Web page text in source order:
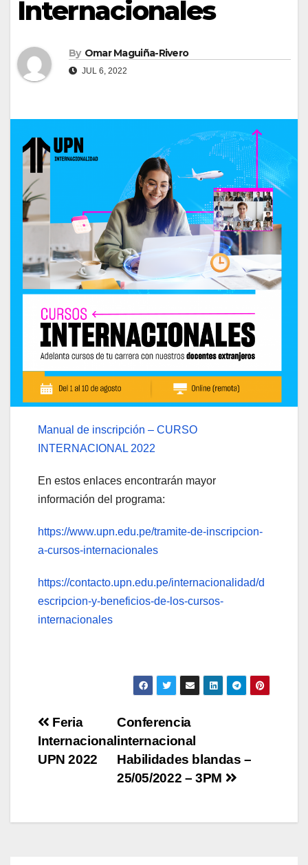
Internacionales
By Omar Maguiña-Rivero
JUL 6, 2022
Manual de inscripción – CURSO
INTERNACIONAL 2022
En estos enlaces encontrarán mayor
información del programa:
https://www.upn.edu.pe/tramite-de-inscripcion-
a-cursos-internacionales
https://contacto.upn.edu.pe/internacionalidad/d
escripcion-y-beneficios-de-los-cursos-
internacionales
Navegación
de
entradas
Conferencia
internacional
Habilidades blandas –
25/05/2022 – 3PM
Feria
Internacional
UPN 2022